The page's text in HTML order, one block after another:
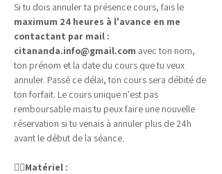
Si tu dois annuler ta présence cours, fais le
maximum 24 heures à l'avance en me
contactant par mail :
citananda.info@gmail.com avec ton nom,
ton prénom et la date du cours que tu veux
annuler. Passé ce délai, ton cours sera débité de
ton forfait. Le cours unique n'est pas
remboursable mais tu peux faire une nouvelle
réservation si tu venais à annuler plus de 24h
avant le début de la séance.
🧘‍♀️Matériel :